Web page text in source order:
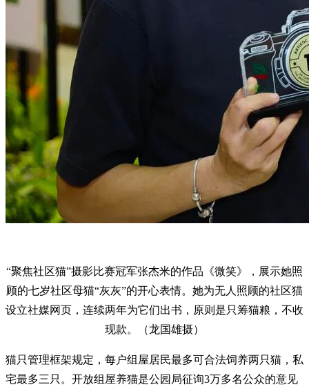
“聚焦社区猫”摄影比赛冠军张杰米的作品《微笑》，展示她照
顾的七岁社区母猫“灰灰”的开心表情。她为无人照顾的社区猫
设立社媒网页，连续两年为它们出书，原则是只筹猫粮，不收
现款。（龙国雄摄）
猫只管理框架规定，每户组屋居民最多可合法饲养两只猫，私
宅最多三只。开放组屋养猫是公园局征询3万多名公众的意见